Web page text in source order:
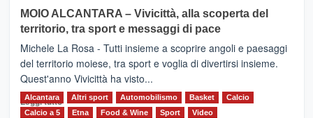
Torna
la
Supermaratona
dell’Etna
MOIO ALCANTARA – Vivicittà, alla scoperta del
territorio, tra sport e messaggi di pace
Michele La Rosa - Tutti insieme a scoprire angoli e paesaggi
del territorio moiese, tra sport e voglia di divertirsi insieme.
Quest'anno Vivicittà ha visto...
Leggi tutto Leggi
Alcantara Altri sport Automobilismo Basket
Calcio
Calcio a 5
Etna Food & Wine Sport Video